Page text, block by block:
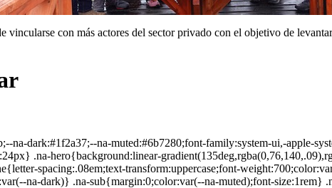
vincularse con más actores del sector privado con el objetivo de
na-dark:#1f2a37;--na-muted:#6b7280;font-family:system-ui,-apple-
.na-hero{background:linear-
spacing:.08em;text-transform:uppercase;font-
na-dark)} .na-sub{margin:0;color:var(--na-muted);font-